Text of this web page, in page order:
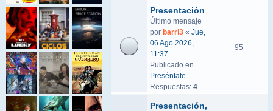
Presentación
Último mensaje
por barri3 « Jue,
06 Ago 2026,
11:37
Publicado en
Preséntate
Respuestas: 4
95
Presentación,